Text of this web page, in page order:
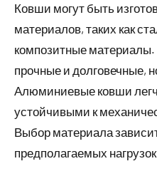
Ковши могут быть
материалов, таких как
композитные
прочные и долговечные,
Алюминиевые ковши
устойчивыми к
Выбор материала
предполагаемых